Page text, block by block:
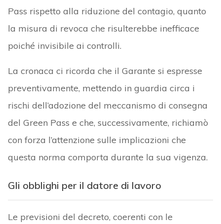
Pass rispetto alla riduzione del contagio, quanto
la misura di revoca che risulterebbe inefficace
poiché invisibile ai controlli.
La cronaca ci ricorda che il Garante si espresse
preventivamente, mettendo in guardia circa i
rischi dell’adozione del meccanismo di consegna
del Green Pass e che, successivamente, richiamò
con forza l’attenzione sulle implicazioni che
questa norma comporta durante la sua vigenza.
Gli obblighi per il datore di lavoro
Le previsioni del decreto, coerenti con le